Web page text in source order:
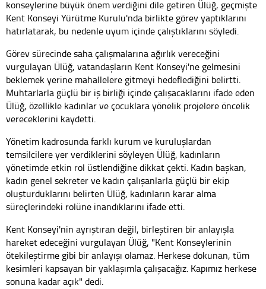
konseylerine büyük önem verdiğini dile getiren Ülüğ, geçmişte
Kent Konseyi Yürütme Kurulu'nda birlikte görev yaptıklarını
hatırlatarak, bu nedenle uyum içinde çalıştıklarını söyledi.
Görev sürecinde saha çalışmalarına ağırlık vereceğini
vurgulayan Ülüğ, vatandaşların Kent Konseyi'ne gelmesini
beklemek yerine mahallelere gitmeyi hedeflediğini belirtti.
Muhtarlarla güçlü bir iş birliği içinde çalışacaklarını ifade eden
Ülüğ, özellikle kadınlar ve çocuklara yönelik projelere öncelik
vereceklerini kaydetti.
Yönetim kadrosunda farklı kurum ve kuruluşlardan
temsilcilere yer verdiklerini söyleyen Ülüğ, kadınların
yönetimde etkin rol üstlendiğine dikkat çekti. Kadın başkan,
kadın genel sekreter ve kadın çalışanlarla güçlü bir ekip
oluşturduklarını belirten Ülüğ, kadınların karar alma
süreçlerindeki rolüne inandıklarını ifade etti.
Kent Konseyi'nin ayrıştıran değil, birleştiren bir anlayışla
hareket edeceğini vurgulayan Ülüğ, "Kent Konseylerinin
ötekileştirme gibi bir anlayışı olamaz. Herkese dokunan, tüm
kesimleri kapsayan bir yaklaşımla çalışacağız. Kapımız herkese
sonuna kadar açık" dedi.